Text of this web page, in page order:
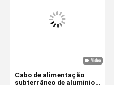
Cabo de alimentação
subterrâneo de alumínio